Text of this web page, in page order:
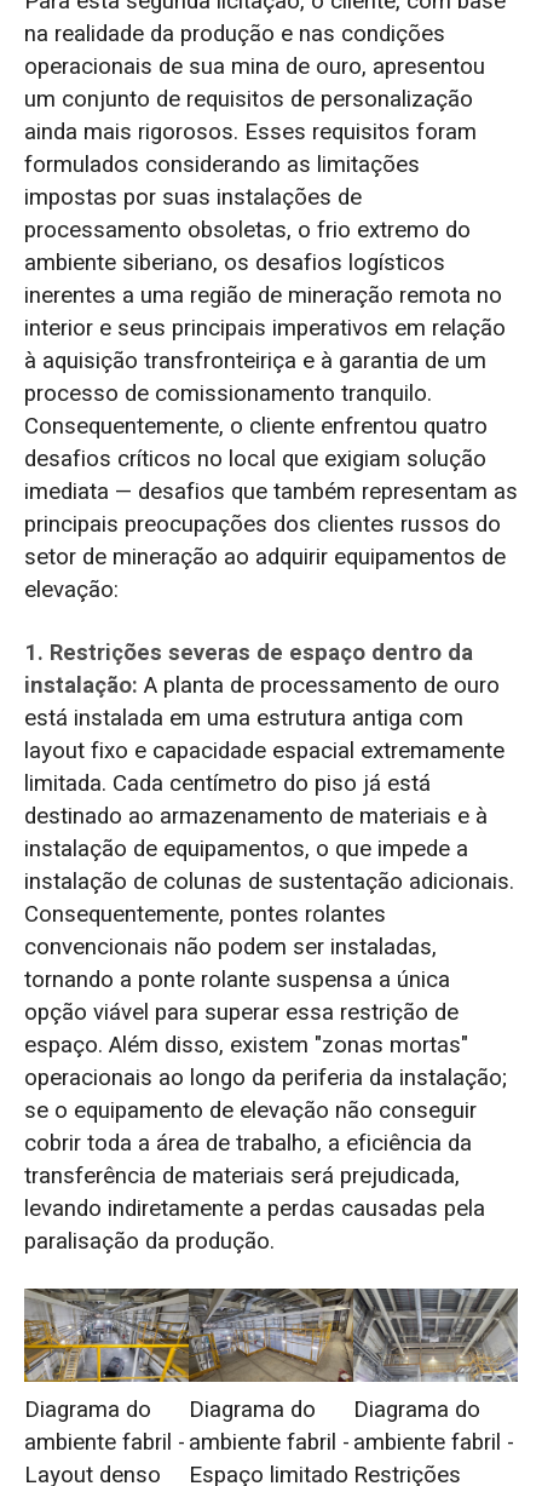
na realidade da produção e nas condições
operacionais de sua mina de ouro, apresentou
um conjunto de requisitos de personalização
ainda mais rigorosos. Esses requisitos foram
formulados considerando as limitações
impostas por suas instalações de
processamento obsoletas, o frio extremo do
ambiente siberiano, os desafios logísticos
inerentes a uma região de mineração remota no
interior e seus principais imperativos em relação
à aquisição transfronteiriça e à garantia de um
processo de comissionamento tranquilo.
Consequentemente, o cliente enfrentou quatro
desafios críticos no local que exigiam solução
imediata — desafios que também representam as
principais preocupações dos clientes russos do
setor de mineração ao adquirir equipamentos de
elevação:
1. Restrições severas de espaço dentro da
instalação: A planta de processamento de ouro
está instalada em uma estrutura antiga com
layout fixo e capacidade espacial extremamente
limitada. Cada centímetro do piso já está
destinado ao armazenamento de materiais e à
instalação de equipamentos, o que impede a
instalação de colunas de sustentação adicionais.
Consequentemente, pontes rolantes
convencionais não podem ser instaladas,
tornando a ponte rolante suspensa a única
opção viável para superar essa restrição de
espaço. Além disso, existem "zonas mortas"
operacionais ao longo da periferia da instalação;
se o equipamento de elevação não conseguir
cobrir toda a área de trabalho, a eficiência da
transferência de materiais será prejudicada,
levando indiretamente a perdas causadas pela
paralisação da produção.
Diagrama do
ambiente fabril -
Layout denso
Diagrama do
ambiente fabril -
Espaço limitado
Diagrama do
ambiente fabril -
Restrições